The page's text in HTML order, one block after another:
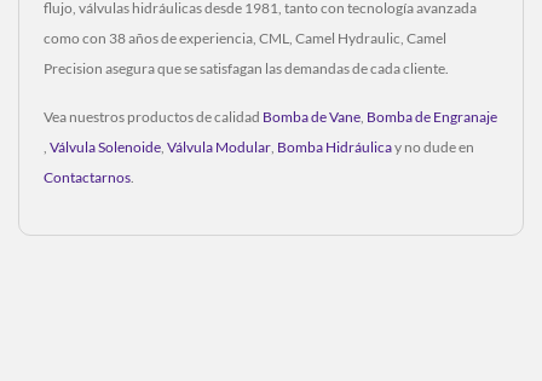
flujo, válvulas hidráulicas desde 1981, tanto con tecnología avanzada
como con 38 años de experiencia, CML, Camel Hydraulic, Camel
Precision asegura que se satisfagan las demandas de cada cliente.
Vea nuestros productos de calidad Bomba de Vane Bomba de Engranaje
Válvula Solenoide Válvula Modular Bomba Hidráulicay no dude en
Contactarnos